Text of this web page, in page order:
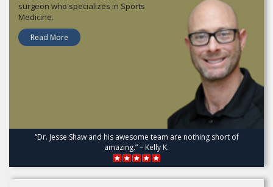
surgeon who specializes in Sports
Medicine.
Read More
“Dr. Jesse Shaw and his awesome team are nothing short of
amazing.” – Kelly K.